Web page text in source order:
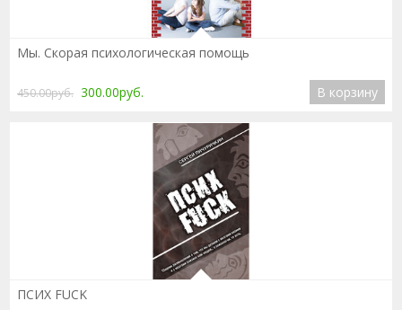
Мы. Скорая психологическая помощь
450.00руб. 300.00руб. В корзину
ПСИХ FUCK